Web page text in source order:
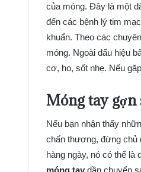
của móng. Đây là một
đến các bệnh lý tim
khuẩn. Theo các
móng. Ngoài dấu hiệu
cơ, ho, sốt nhẹ. Nếu
Móng tay gợn
Nếu bạn nhận thấy
chấn thương, đừng chủ
hàng ngày, nó có thể là